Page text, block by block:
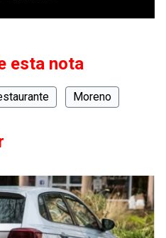
esta nota
Moreno